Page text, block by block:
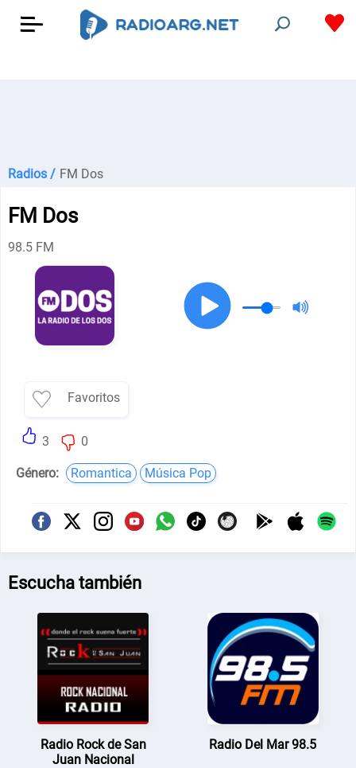
Radios / FM Dos
FM Dos
98.5 FM
Favoritos
3 0
Género: Romantica Música Pop
Escucha también
Radio Rock de San
Juan Nacional
Radio Del Mar 98.5